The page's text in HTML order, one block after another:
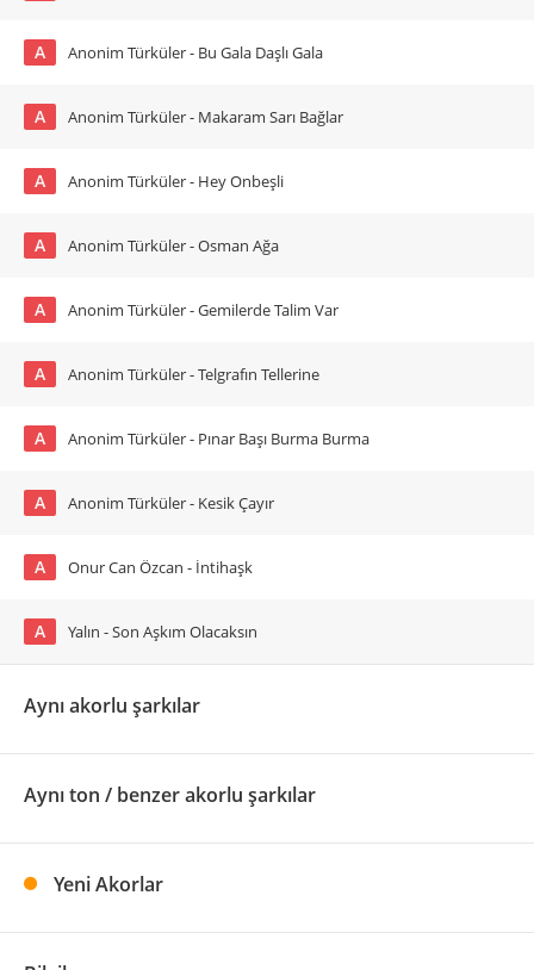
A Anonim Türküler - Bu Gala Daşlı Gala
A Anonim Türküler - Makaram Sarı Bağlar
A Anonim Türküler - Hey Onbeşli
A Anonim Türküler - Osman Ağa
A Anonim Türküler - Gemilerde Talim Var
A Anonim Türküler - Telgrafın Tellerine
A Anonim Türküler - Pınar Başı Burma Burma
A Anonim Türküler - Kesik Çayır
A Onur Can Özcan - İntihaşk
A Yalın - Son Aşkım Olacaksın
Aynı akorlu şarkılar
Aynı ton / benzer akorlu şarkılar
Yeni Akorlar